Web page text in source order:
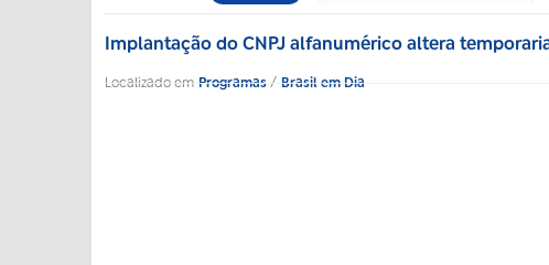
Implantação do CNPJ alfanumérico altera
Localizado em Programas/ Brasil em Dia